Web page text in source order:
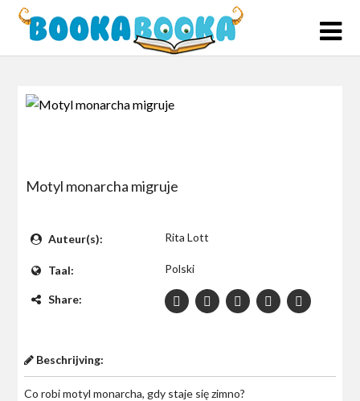
Skip
Motyl monarcha migruje
Auteur(s): Rita Lott
Taal: Polski
Share:
Beschrijving:
Co robi motyl monarcha, gdy staje się zimno?